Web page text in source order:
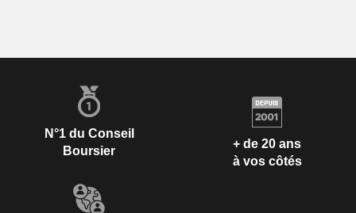
N°1 du Conseil
Boursier
+ de 20 ans
à vos côtés